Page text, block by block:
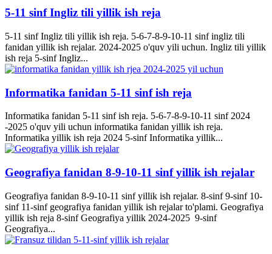
5-11 sinf Ingliz tili yillik ish reja
5-11 sinf Ingliz tili yillik ish reja. 5-6-7-8-9-10-11 sinf ingliz tili
fanidan yillik ish rejalar. 2024-2025 o'quv yili uchun. Ingliz tili yillik
ish reja 5-sinf Ingliz...
Informatika fanidan 5-11 sinf ish reja
Informatika fanidan 5-11 sinf ish reja. 5-6-7-8-9-10-11 sinf 2024
-2025 o'quv yili uchun informatika fanidan yillik ish reja.
Informatika yillik ish reja 2024 5-sinf Informatika yillik...
Geografiya fanidan 8-9-10-11 sinf yillik ish rejalar
Geografiya fanidan 8-9-10-11 sinf yillik ish rejalar. 8-sinf 9-sinf 10-
sinf 11-sinf geografiya fanidan yillik ish rejalar to'plami. Geografiya
yillik ish reja 8-sinf Geografiya yillik 2024-2025 9-sinf
Geografiya...